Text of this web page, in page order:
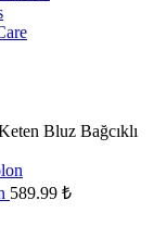
Bluz Bağcıklı
589.99 ₺